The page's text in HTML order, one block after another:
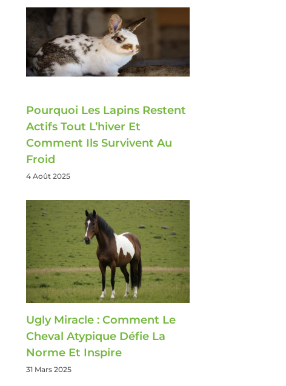
Pourquoi Les Lapins Restent
Actifs Tout L’hiver Et
Comment Ils Survivent Au
Froid
4 Août 2025
Ugly Miracle : Comment Le
Cheval Atypique Défie La
Norme Et Inspire
31 Mars 2025